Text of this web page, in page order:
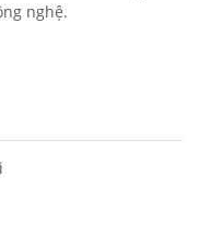
nghệ.